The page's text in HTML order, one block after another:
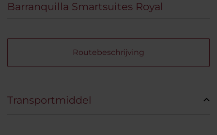
Barranquilla Smartsuites Royal
Routebeschrijving
Transportmiddel